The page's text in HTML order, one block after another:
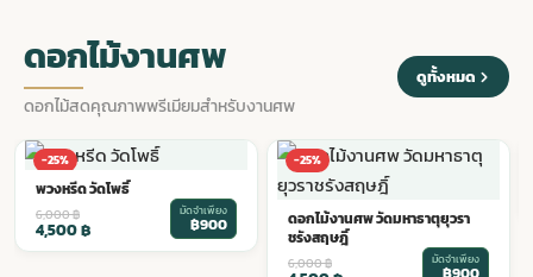
ดอกไม้งานศพ
ดอกไม้สดคุณภาพพรีเมียมสำหรับงานศพ
ดูทั้งหมด
-25%
ดอกไม้งานศพ วัดมหาธาตุยุวรา
ชรังสฤษฎิ์
-25%
ดอกไม้งานศพ วัดเทพธิดาราม
6,000฿
4,500 ฿900